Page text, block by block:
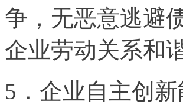
争，无恶意逃避
企业劳动关系和
5．企业自主创